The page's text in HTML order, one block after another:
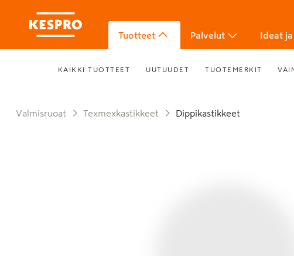
Tuotteet Palvelut Ideat
KAIKKI TUOTTEET UUTUUDET TUOTEMERKIT
Valmisruoat Texmexkastikkeet Dippikastikkeet